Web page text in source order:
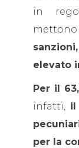
in
elevato
Per il
infatti, il
per la